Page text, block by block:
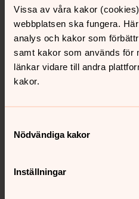
Vissa av våra kakor
webbplatsen ska fungera.
analys och kakor som
samt kakor som används för
länkar vidare till andra
kakor.
Nödvändiga kakor
Inställningar
Kontakt
Kalender
Hitta snabbt
Sociala kanaler